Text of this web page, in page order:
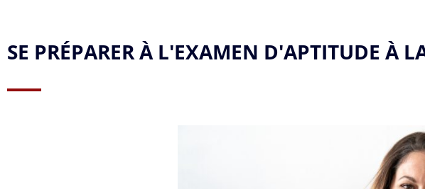
SE PRÉPARER À L'EXAMEN D'APTITUDE À